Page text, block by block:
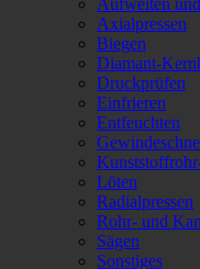
Axialpressen
Biegen
Diamant-
Druckprüfen
Einfrieren
Entfeuchten
Löten
Radialpressen
Rohr- und
Sägen
Sonstiges